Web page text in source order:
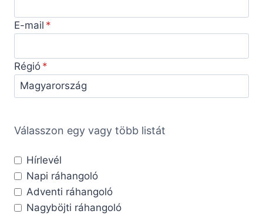
E-mail
Régió
Válasszon egy vagy több listát
Hírlevél
Napi ráhangoló
Adventi ráhangoló
Nagyböjti ráhangoló